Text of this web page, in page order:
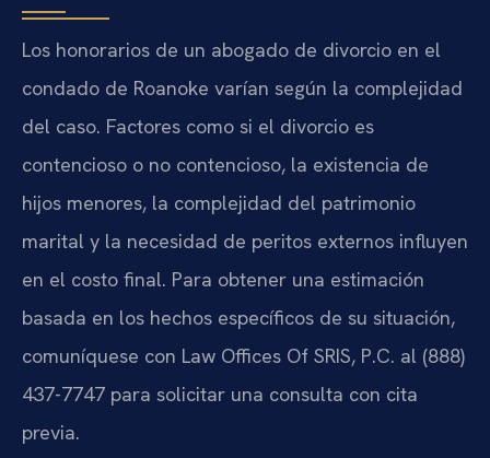
Los honorarios de un abogado de divorcio en el
condado de Roanoke varían según la complejidad
del caso. Factores como si el divorcio es
contencioso o no contencioso, la existencia de
hijos menores, la complejidad del patrimonio
marital y la necesidad de peritos externos influyen
en el costo final. Para obtener una estimación
basada en los hechos específicos de su situación,
comuníquese con Law Offices Of SRIS, P.C. al (888)
437-7747 para solicitar una consulta con cita
previa.